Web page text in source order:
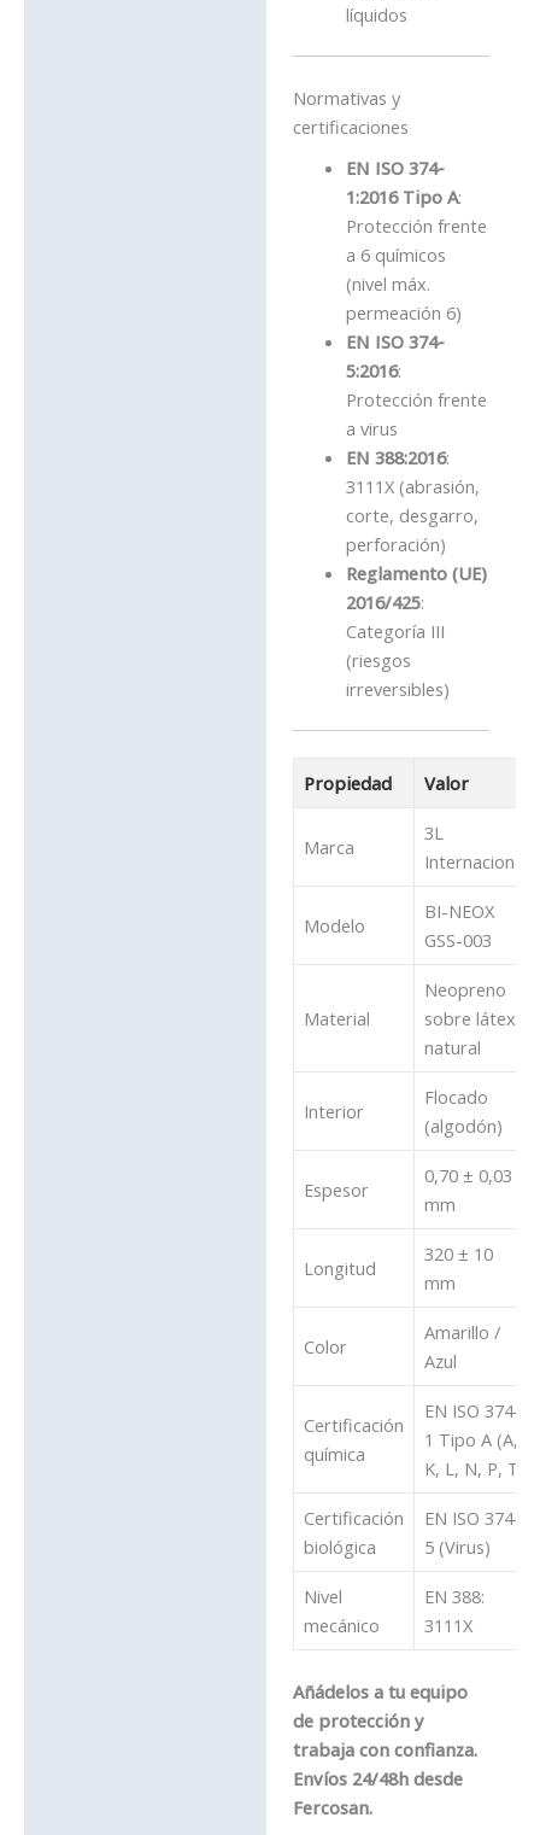
líquidos
Normativas y
certificaciones
EN ISO 374-
1:2016 Tipo A:
Protección frente
a 6 químicos
(nivel máx.
permeación 6)
EN ISO 374-
5:2016:
Protección frente
a virus
EN 388:2016:
3111X (abrasión,
corte, desgarro,
perforación)
Reglamento (UE)
2016/425:
Categoría III
(riesgos
irreversibles)
Propiedad Valor
Marca
3L
Internacional
Modelo
BI-NEOX
GSS-003
Material
Neopreno
sobre látex
natural
Interior
Flocado
(algodón)
Espesor
0,70 ± 0,03
mm
Longitud
320 ± 10
mm
Color
Amarillo /
Azul
Certificación
química
EN ISO 374-
1 Tipo A (A,
K, L, N, P, T)
Certificación
biológica
EN ISO 374-
5 (Virus)
Nivel
mecánico
EN 388:
3111X
Añádelos a tu equipo
de protección y
trabaja con confianza.
Envíos 24/48h desde
Fercosan.